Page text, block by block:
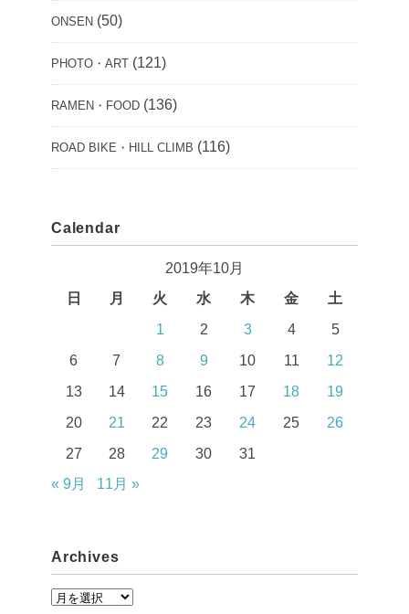
ONSEN (50)
PHOTO・ART (121)
RAMEN・FOOD (136)
ROAD BIKE・HILL CLIMB (116)
Calendar
2019年10月
日
月 火 水 木 金
土
1
2 3 4
5
6
7 8 9 10 11
12
13
14 15 16 17 18
19
20
21 22 23 24 25
26
27
28 29 30
31
« 9月
11月 »
Archives
A